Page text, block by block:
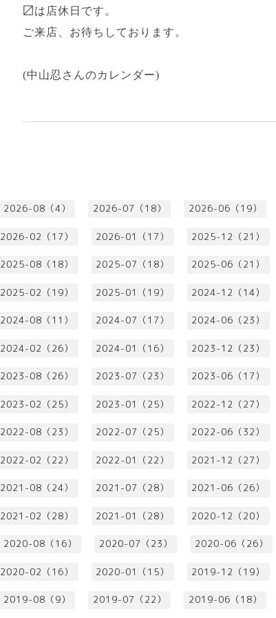
〼は店休日です。
ご来店、お待ちしております。
(中山忍さんのカレンダー)
2026-08（4） 2026-07（18） 2026-06（19）
2026-02（17） 2026-01（17） 2025-12（21）
2025-08（18） 2025-07（18） 2025-06（21）
2025-02（19） 2025-01（19） 2024-12（14）
2024-08（11） 2024-07（17） 2024-06（23）
2024-02（26） 2024-01（16） 2023-12（23）
2023-08（26） 2023-07（23） 2023-06（17）
2023-02（25） 2023-01（25） 2022-12（27）
2022-08（23） 2022-07（25） 2022-06（32）
2022-02（22） 2022-01（22） 2021-12（27）
2021-08（24） 2021-07（28） 2021-06（26）
2021-02（28） 2021-01（28） 2020-12（20）
2020-08（16） 2020-07（23） 2020-06（26）
2020-02（16） 2020-01（15） 2019-12（19）
2019-08（9） 2019-07（22） 2019-06（18）